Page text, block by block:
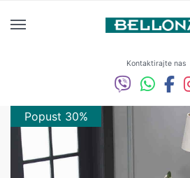
Kontaktirajte nas
Popust 30%